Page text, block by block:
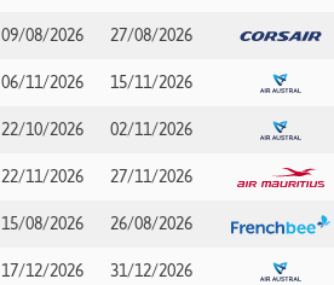
09/08/2026 27/08/2026
06/11/2026 15/11/2026
22/10/2026 02/11/2026
22/11/2026 27/11/2026
15/08/2026 26/08/2026
17/12/2026 31/12/2026